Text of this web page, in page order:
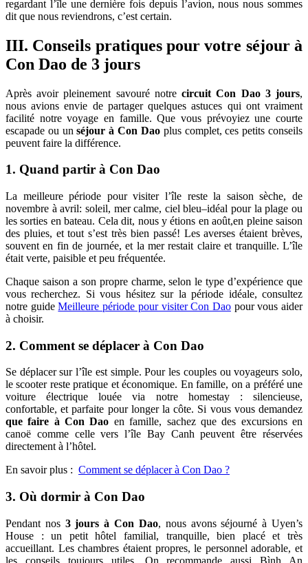
regardant l’île une dernière fois depuis l’avion, nous nous sommes
dit que nous reviendrons, c’est certain.
III. Conseils pratiques pour votre séjour à
Con Dao de 3 jours
Après avoir pleinement savouré notrecircuit Con Dao 3 jours,
nous avions envie de partager quelques astuces qui ont vraiment
facilité notre voyage en famille. Que vous prévoyiez une courte
escapade ou unséjour à Con Daoplus complet, ces petits conseils
peuvent faire la différence.
1. Quand partir à Con Dao
La meilleure période pour visiter l’île reste la saison sèche, de
novembre à avril: soleil, mer calme, ciel bleu–idéal pour la plage ou
les sorties en bateau. Cela dit, nous y étions en août,en pleine saison
des pluies, et tout s’est très bien passé! Les averses étaient brèves,
souvent en fin de journée, et la mer restait claire et tranquille. L’île
était verte, paisible et peu fréquentée.
Chaque saison a son propre charme, selon le type d’expérience que
vous recherchez. Si vous hésitez sur la période idéale, consultez
notre guideMeilleure période pour visiter Con Daopour vous aider
à choisir.
2. Comment se déplacer à Con Dao
Se déplacer sur l’île est simple. Pour les couples ou voyageurs solo,
le scooter reste pratique et économique. En famille, on a préféré une
voiture électrique louée via notre homestay : silencieuse,
confortable, et parfaite pour longer la côte. Si vous vous demandez
que faire à Con Dao en famille, sachez que des excursions en
canoë comme celle vers l’île Bay Canh peuvent être réservées
directement à l’hôtel.
En savoir plus : Comment se déplacer à Con Dao ?
3. Où dormir à Con Dao
Pendant nos 3 jours à Con Dao, nous avons séjourné à Uyen’s
House : un petit hôtel familial, tranquille, bien placé et très
accueillant. Les chambres étaient propres, le personnel adorable, et
les conseils toujours utiles. On recommande aussi Bình An